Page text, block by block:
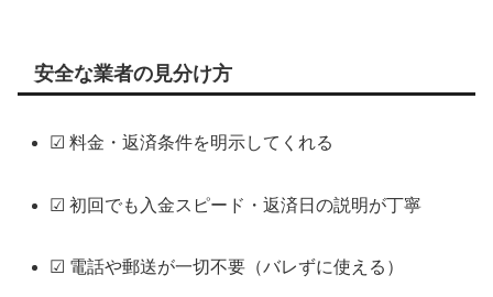
安全な業者の見分け方
☑ 料金・返済条件を明示してくれる
☑ 初回でも入金スピード・返済日の説明が丁寧
☑ 電話や郵送が一切不要（バレずに使える）